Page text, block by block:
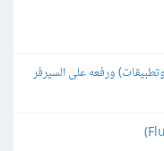
تركيب وتخصيص سكريبت 6ammart (باك إند وتطبيقات) ورفعه على السيرفر